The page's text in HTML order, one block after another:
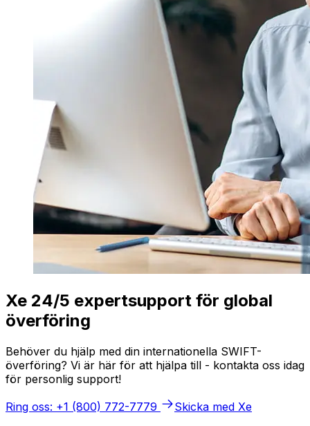
Xe 24/5 expertsupport för global
överföring
Behöver du hjälp med din internationella SWIFT-
överföring? Vi är här för att hjälpa till - kontakta oss idag
för personlig support!
Ring oss: +1 (800) 772-7779
Skicka med Xe